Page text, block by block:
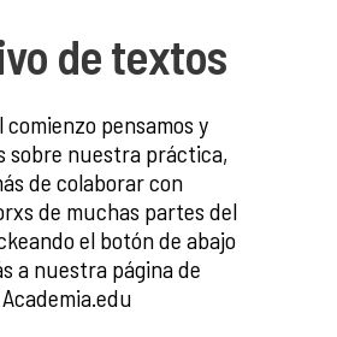
de textos
comienzo pensamos y
sobre nuestra práctica,
de colaborar con
de muchas partes del
el botón de abajo
a nuestra página de
Academia.edu